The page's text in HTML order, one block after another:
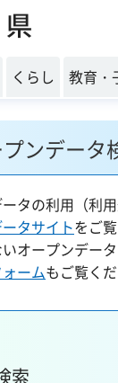
表示
くらし 教育・
ンデータ
タの利用（利
タサイトをご
オープンデータ
ームもご覧くだ
索